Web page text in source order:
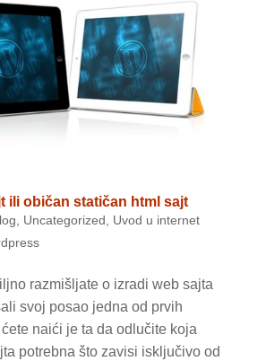
ili običan statičan html sajt
, Uncategorized, Uvod u internet
razmišljate o izradi web sajta
svoj posao jedna od prvih
naići je ta da odlučite koja
potrebna što zavisi isključivo od